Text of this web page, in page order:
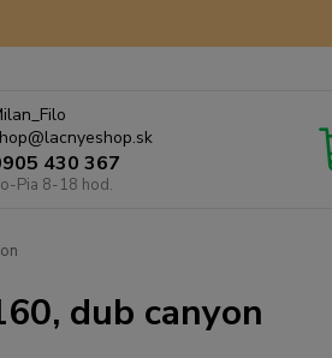
430 367
Pia 8-18 hod.
dub canyon